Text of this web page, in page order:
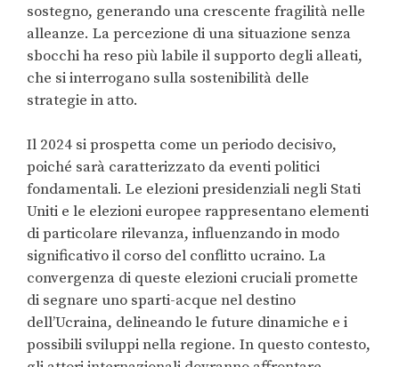
sostegno, generando una crescente fragilità nelle
alleanze. La percezione di una situazione senza
sbocchi ha reso più labile il supporto degli alleati,
che si interrogano sulla sostenibilità delle
strategie in atto.
Il 2024 si prospetta come un periodo decisivo,
poiché sarà caratterizzato da eventi politici
fondamentali. Le elezioni presidenziali negli Stati
Uniti e le elezioni europee rappresentano elementi
di particolare rilevanza, influenzando in modo
significativo il corso del conflitto ucraino. La
convergenza di queste elezioni cruciali promette
di segnare uno sparti-acque nel destino
dell’Ucraina, delineando le future dinamiche e i
possibili sviluppi nella regione. In questo contesto,